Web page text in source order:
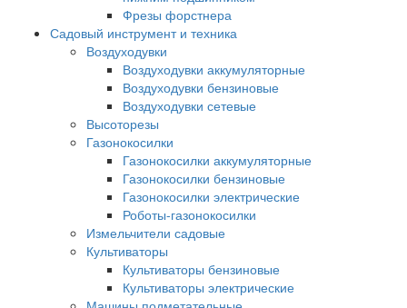
Фрезы форстнера
Садовый инструмент и техника
Воздуходувки
Воздуходувки аккумуляторные
Воздуходувки бензиновые
Воздуходувки сетевые
Высоторезы
Газонокосилки
Газонокосилки аккумуляторные
Газонокосилки бензиновые
Газонокосилки электрические
Роботы-газонокосилки
Измельчители садовые
Культиваторы
Культиваторы бензиновые
Культиваторы электрические